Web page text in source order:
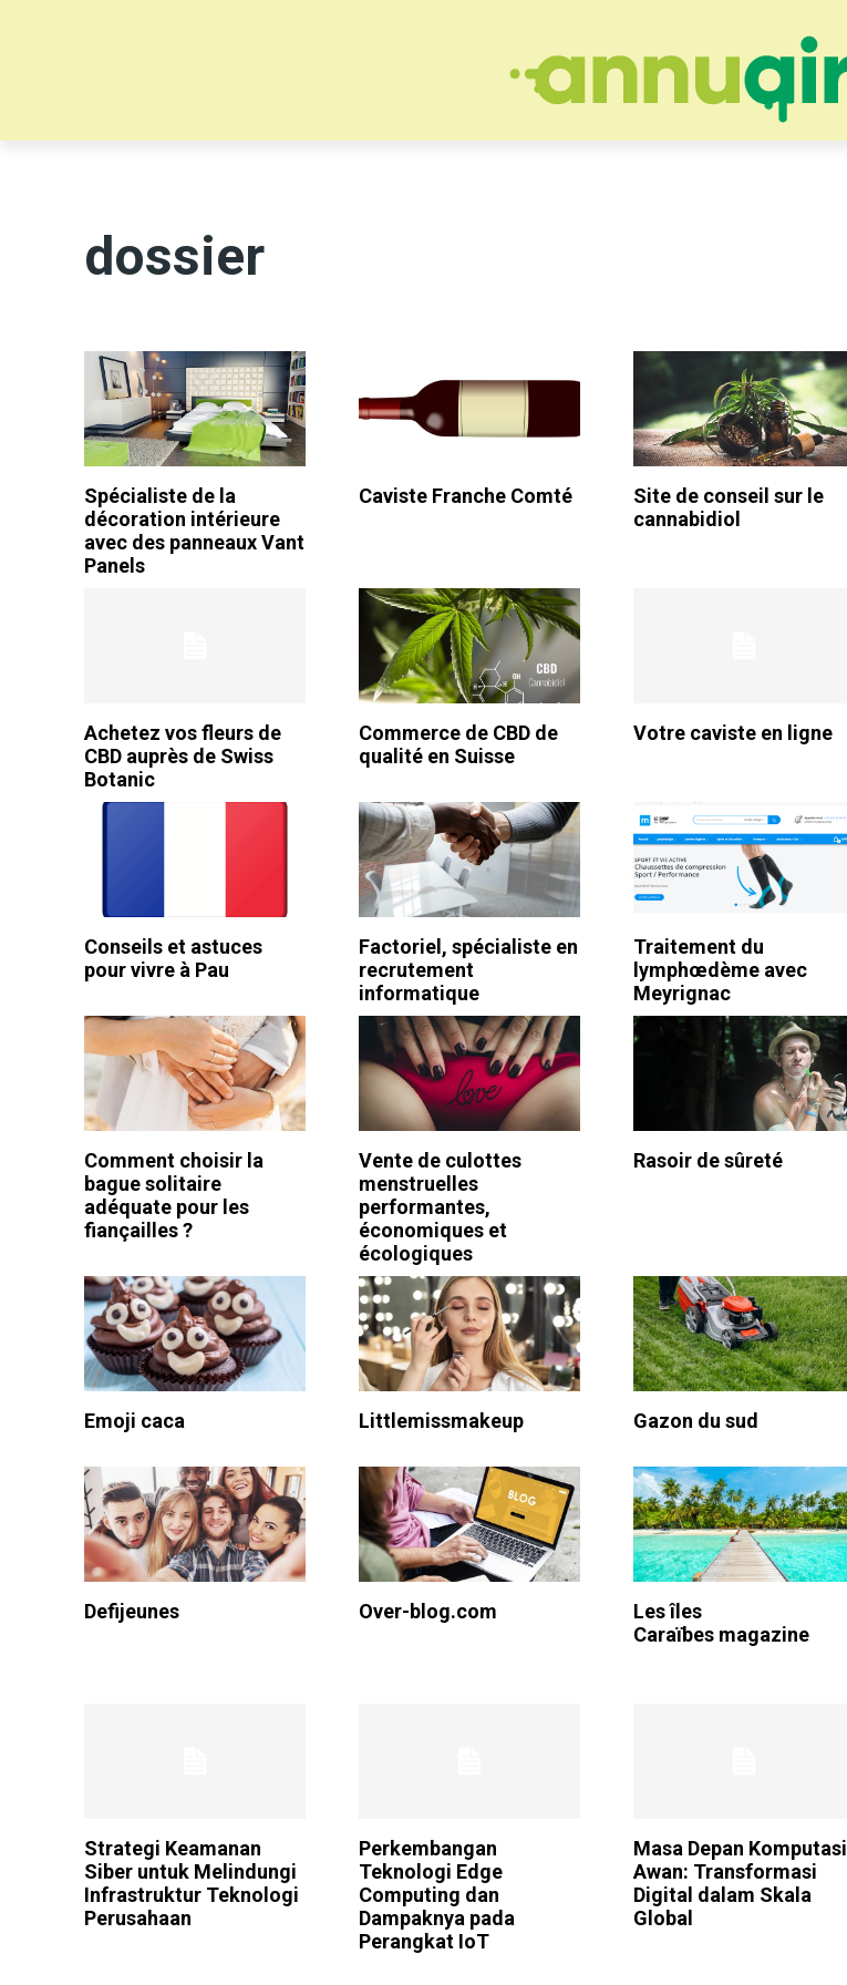
dossier
Spécialiste de la
décoration intérieure
avec des panneaux Vant
Panels
Caviste Franche Comté
Site de conseil sur le
cannabidiol
Achetez vos fleurs de
CBD auprès de Swiss
Botanic
Commerce de CBD de
qualité en Suisse
Votre caviste en ligne
Conseils et astuces
pour vivre à Pau
Factoriel, spécialiste en
recrutement
informatique
Traitement du
lymphœdème avec
Meyrignac
Comment choisir la
bague solitaire
adéquate pour les
fiançailles ?
Vente de culottes
menstruelles
performantes,
économiques et
écologiques
Rasoir de sûreté
Emoji caca Littlemissmakeup Gazon du sud
Defijeunes Over-blog.com
Les îles
Caraïbes magazine
Strategi Keamanan
Siber untuk Melindungi
Infrastruktur Teknologi
Perusahaan
Perkembangan
Teknologi Edge
Computing dan
Dampaknya pada
Perangkat IoT
Masa Depan Komputasi
Awan: Transformasi
Digital dalam Skala
Global